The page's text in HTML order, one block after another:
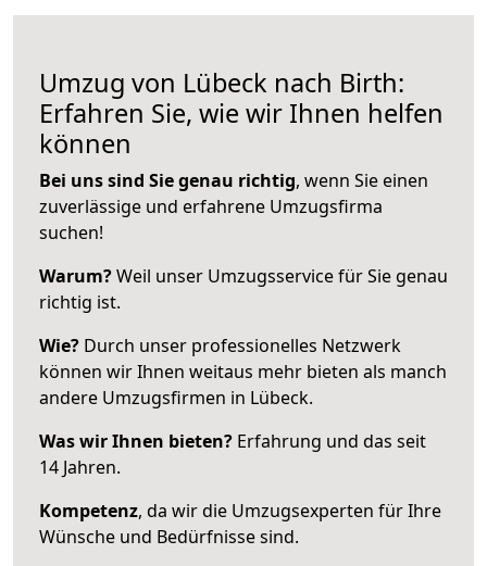
Umzug von Lübeck nach Birth:
Erfahren Sie, wie wir Ihnen helfen
können
Bei uns sind Sie genau richtig, wenn Sie einen
zuverlässige und erfahrene Umzugsfirma
suchen!
Warum?Weil unser Umzugsservice für Sie genau
richtig ist.
Wie? Durch unser professionelles Netzwerk
können wir Ihnen weitaus mehr bieten als manch
andere Umzugsfirmen in Lübeck.
Was wir Ihnen bieten? Erfahrung und das seit
14 Jahren.
Kompetenz, da wir die Umzugsexperten für Ihre
Wünsche und Bedürfnisse sind.